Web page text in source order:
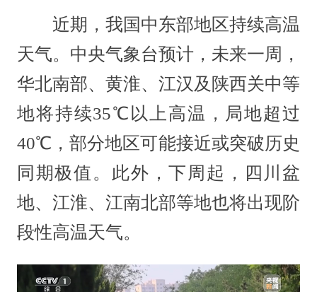
近期，我国中东部地区持续高温
天气。中央气象台预计，未来一周，
华北南部、黄淮、江汉及陕西关中等
地将持续35℃以上高温，局地超过
40℃，部分地区可能接近或突破历史
同期极值。此外，下周起，四川盆
地、江淮、江南北部等地也将出现阶
段性高温天气。